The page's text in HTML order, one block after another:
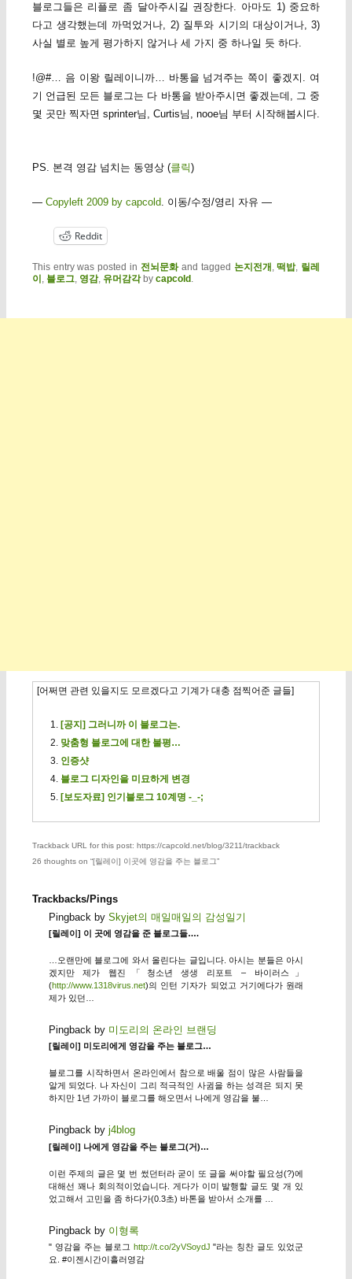
블로그들은 리플로 좀 달아주시길 권장한다. 아마도 1) 중요하
다고 생각했는데 까먹었거나, 2) 질투와 시기의 대상이거나, 3)
사실 별로 높게 평가하지 않거나 세 가지 중 하나일 듯 하다.
!@#… 음 이왕 릴레이니까… 바통을 넘겨주는 쪽이 좋겠지. 여
기 언급된 모든 블로그는 다 바통을 받아주시면 좋겠는데, 그 중
몇 곳만 찍자면 sprinter님, Curtis님, nooe님 부터 시작해봅시다.
PS. 본격 영감 넘치는 동영상 (클릭)
— Copyleft 2009 by capcold. 이동/수정/영리 자유 —
Reddit
This entry was posted in 전뇌문화and tagged 논지전개 ,떡밥, 릴레
이 블로그 영감, 유머감각by capcold.
[어쩌면 관련 있을지도 모르겠다고 기계가 대충 점찍어준 글들]
[공지] 그러니까 이 블로그는.
맞춤형 블로그에 대한 불평…
인증샷
블로그 디자인을 미묘하게 변경
[보도자료] 인기블로그 10계명 -_-;
Trackback URL for this post: https://capcold.net/blog/3211/trackback
26 thoughts on “[릴레이] 이곳에 영감을 주는 블로그”
Trackbacks/Pings
Pingback by Skyjet의 매일매일의 감성일기
[릴레이] 이 곳에 영감을 준 블로그들….
…오랜만에 블로그에 와서 올린다는 글입니다. 아시는 분들은 아시
겠지만 제가 웹진「청소년 생생 리포트 – 바이러스」
(http://www.1318virus.net)의 인턴 기자가 되었고 거기에다가 원래
제가 있던…
Pingback by 미도리의 온라인 브랜딩
[릴레이] 미도리에게 영감을 주는 블로그…
블로그를 시작하면서 온라인에서 참으로 배울 점이 많은 사람들을
알게 되었다. 나 자신이 그리 적극적인 사귐을 하는 성격은 되지 못
하지만 1년 가까이 블로그를 해오면서 나에게 영감을 불…
Pingback by j4blog
[릴레이] 나에게 영감을 주는 블로그(거)…
이런 주제의 글은 몇 번 썼던터라 굳이 또 글을 써야할 필요성(?)에
대해선 꽤나 회의적이었습니다. 게다가 이미 발행할 글도 몇 개 있
었고해서 고민을 좀 하다가(0.3초) 바톤을 받아서 소개를 …
Pingback by 이형록
" 영감을 주는 블로그 http://t.co/2yVSoydJ "라는 칭찬 글도 있었군
요. #이젠시간이흘러영감